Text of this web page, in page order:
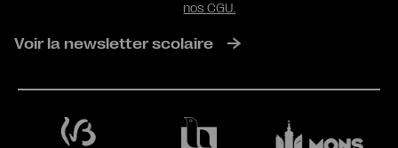
nos CGU.
Voir la newsletter scolaire